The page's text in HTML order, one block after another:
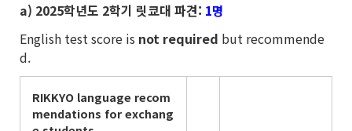
a) 2025학년도 2학기 릿쿄대 파견: 1명
English test score is not required but recommende
d.
RIKKYO language recom
mendations for exchang